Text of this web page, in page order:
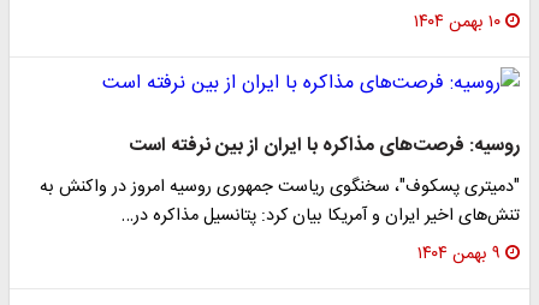
۱۰ بهمن ۱۴۰۴
روسیه: فرصت‌های مذاکره با ایران از بین نرفته است
"دمیتری پسکوف"، سخنگوی ریاست جمهوری روسیه امروز در واکنش به
تنش‌های اخیر ایران و آمریکا بیان کرد: پتانسیل مذاکره در…
۹ بهمن ۱۴۰۴